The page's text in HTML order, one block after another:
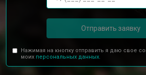
Отправить заявку
Нажимая на кнопку отправить я даю свое
моих персональных данных.